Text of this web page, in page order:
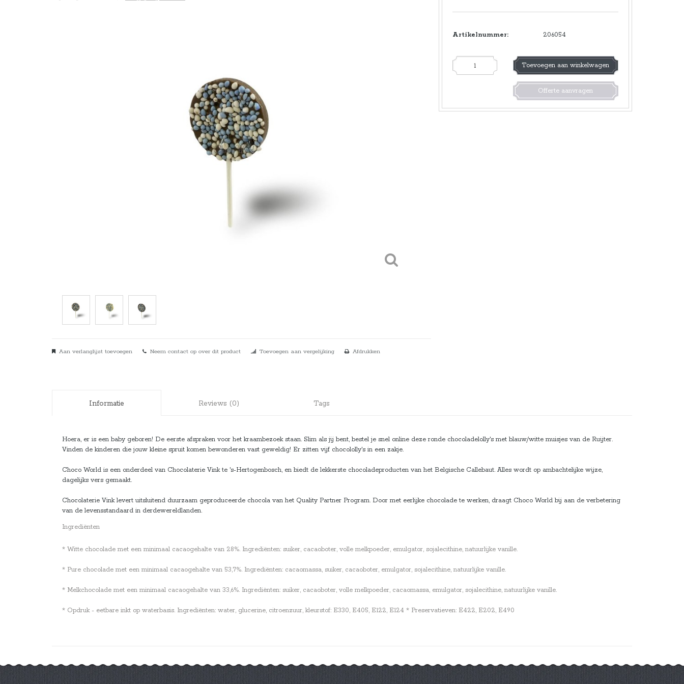
Aan verlanglijst toevoegen Neem contact op over dit product Toevoegen aan vergelijking Afdrukken
Artikelnummer: 206054
Toevoegen aan winkelwagen
Offerte aanvragen
Informatie Reviews (0) Tags
Hoera, er is een baby geboren! De eerste afspraken voor het kraambezoek staan. Slim als jij bent, bestel je snel online deze ronde chocoladelolly's met blauw/witte muisjes van de Ruijter.
Vinden de kinderen die jouw kleine spruit komen bewonderen vast geweldig! Er zitten vijf chocololly's in een zakje.
Choco World is een onderdeel van Chocolaterie Vink te 's-Hertogenbosch, en biedt de lekkerste chocoladeproducten van het Belgische Callebaut. Alles wordt op ambachtelijke wijze,
dagelijks vers gemaakt.
Chocolaterie Vink levert uitsluitend duurzaam geproduceerde chocola van het Quality Partner Program. Door met eerlijke chocolade te werken, draagt Choco World bij aan de verbetering
van de levensstandaard in derdewereldlanden.
Ingrediënten
* Witte chocolade met een minimaal cacaogehalte van 28%. Ingrediënten: suiker, cacaoboter, volle melkpoeder, emulgator, sojalecithine, natuurlijke vanille.
* Pure chocolade met een minimaal cacaogehalte van 53,7%. Ingrediënten: cacaomassa, suiker, cacaoboter, emulgator, sojalecithine, natuurlijke vanille.
* Melkchocolade met een minimaal cacaogehalte van 33,6%. Ingrediënten: suiker, cacaoboter, volle melkpoeder, cacaomassa, emulgator, sojalecithine, natuurlijke vanille.
* Opdruk - eetbare inkt op waterbasis. Ingrediënten: water, glucerine, citroenzuur, kleurstof: E330, E405, E122, E124 * Preservatieven: E422, E202, E490